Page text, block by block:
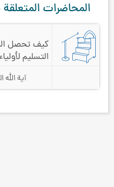
المحاضرات المتعلقة
كيف تحصل
التسليم
آية